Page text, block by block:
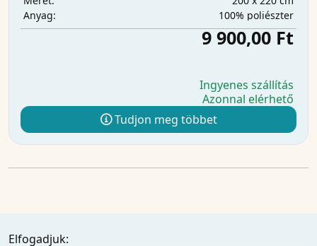
Anyag:
100% poliészter
9 900,00 Ft
Ingyenes szállítás
Azonnal elérhető
Tudjon meg többet
Elfogadjuk: